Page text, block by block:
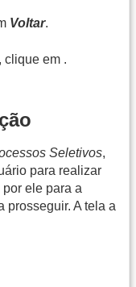
Voltar.
clique em .
Seletivos,
para realizar
ele para a
prosseguir. A tela a